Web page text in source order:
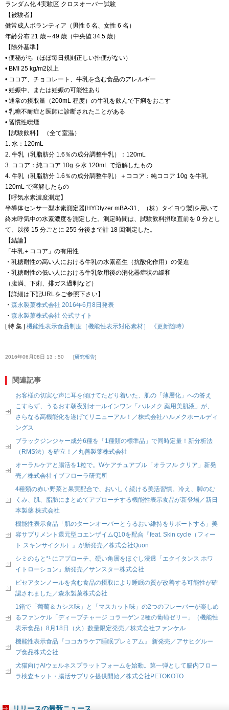
ランダム化 4実験区 クロスオーバー試験
【被験者】
健常成人ボランティア（男性 6 名、女性 6 名）
年齢分布 21 歳～49 歳（中央値 34.5 歳）
【除外基準】
• 便秘がち（ほぼ毎日規則正しい排便がない）
• BMI 25 kg/m2以上
• ココア、チョコレート、牛乳を含む食品のアレルギー
• 妊娠中、または妊娠の可能性あり
• 通常の摂取量（200mL 程度）の牛乳を飲んで下痢をおこす
• 乳糖不耐症と医師に診断されたことがある
• 習慣性喫煙
【試験飲料】 （全て室温）
1. 水：120mL
2. 牛乳（乳脂肪分 1.6％の成分調整牛乳）：120mL
3. ココア：純ココア 10g を水 120mL で溶解したもの
4. 牛乳（乳脂肪分 1.6％の成分調整牛乳）＋ココア：純ココア 10g を牛乳
120mL で溶解したもの
【呼気水素濃度測定】
半導体センサー型水素測定器[HYDlyzer mBA-31、（株）タイヨウ製]を用いて
終末呼気中の水素濃度を測定した。測定時間は、試験飲料摂取直前を 0 分とし
て、以後 15 分ごとに 255 分後まで計 18 回測定した。
【結論】
「牛乳＋ココア」の有用性
・乳糖耐性の高い人における牛乳の水素産生（抗酸化作用）の促進
・乳糖耐性の低い人における牛乳飲用後の消化器症状の緩和
（腹満、下痢、排ガス過剰など）
【詳細は下記URLをご参照下さい】
・ 森永製菓株式会社 2016年6月8日発表
・ 森永製菓株式会社 公式サイト
[ 特 集 ] 機能性表示食品制度［機能性表示対応素材］ 《更新随時》
2016年06月08日 13：50 研究報告
関連記事
お客様の切実な声に耳を傾けてたどり着いた、肌の「薄層化」への答え
こすらず、うるおす朝夜別オールインワン「ハルメク 薬用美肌液」が、
さらなる高機能化を遂げてリニューアル！／株式会社ハルメクホールディ
ングス
ブラックジンジャー成分6種を「1種類の標準品」で同時定量！新分析法
（RMS法）を確立！／丸善製薬株式会社
オーラルケアと腸活を1粒で。Wケアチュアブル「オラフル クリア」新発
売／株式会社イブフローラ研究所
4種類の赤い野菜と果実配合で、おいしく続ける美活習慣。冷え、脚のむ
くみ、肌、脂肪にまとめてアプローチする機能性表示食品が新登場／新日
本製薬 株式会社
機能性表示食品「肌のターンオーバーとうるおい維持をサポートする」美
容サプリメント還元型コエンザイムQ10を配合『feat. Skin cycle（フィー
ト スキンサイクル）』が新発売／株式会社Quon
シミのもと*¹ にアプローチ、硬い角層をほぐし浸透「エクイタンス ホワ
イトローション」新発売／サンスター株式会社
ピセアタンノールを含む食品の摂取により睡眠の質が改善する可能性が確
認されました／森永製菓株式会社
1箱で「葡萄＆カシス味」と「マスカット味」の2つのフレーバーが楽しめ
るファンケル「ディープチャージ コラーゲン 2種の葡萄ゼリー」（機能性
表示食品）8月18日（火）数量限定発売／株式会社ファンケル
機能性表示食品『ココカラケア睡眠プレミアム』 新発売／アサヒグルー
プ食品株式会社
犬猫向けAIウェルネスプラットフォームを始動。第一弾として腸内フロー
ラ検査キット・腸活サプリを提供開始／株式会社PETOKOTO